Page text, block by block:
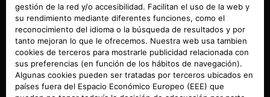
distancia es un juego de niños. De hecho, puedes
interactuar con tu coche directamente desde tu
smartphone y aprender a mejorar tu conducción. Desde la
App, puedes obtener tu Eco Score y recibir consejos para
optimizar el consumo de batería. También te permite
bloquear y desbloquear las puertas, arrancar y parar el
motor y comprobar el nivel de carga. Por último, con el
servicio de asistencia por voz "At-Home Digital Assistant",
podrás interactuar a distancia con tu Nuevo Abarth 500e.